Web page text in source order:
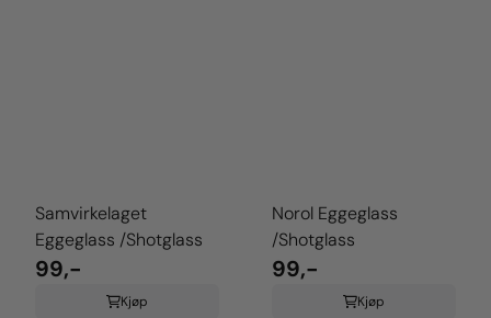
Samvirkelaget
Eggeglass /Shotglass
99,-
Kjøp
Norol Eggeglass
/Shotglass
99,-
Kjøp